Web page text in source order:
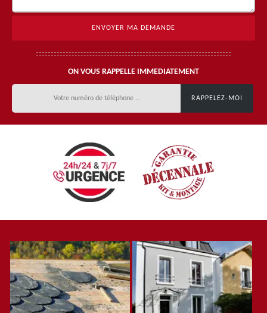
ON VOUS RAPPELLE IMMEDIATEMENT